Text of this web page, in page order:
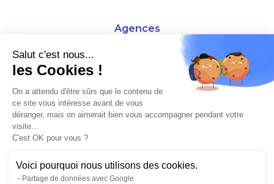
Agences
4 Rue de la Bourse - 69001 Lyon
10 rue d'Austerlitz - 75012 Paris
À L'HORIZON 2025
Salut c'est nous...
les Cookies !
On a attendu d'être sûrs que le contenu de
ce site vous intéresse avant de vous
déranger, mais on aimerait bien vous accompagner pendant votre
visite...
C'est OK pour vous ?
Voici pourquoi nous utilisons des cookies.
Partage de données avec Google